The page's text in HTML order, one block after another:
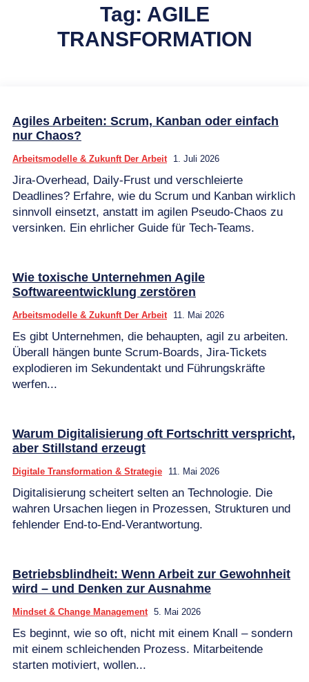
Tag: AGILE
TRANSFORMATION
Agiles Arbeiten: Scrum, Kanban oder einfach
nur Chaos?
Arbeitsmodelle & Zukunft Der Arbeit 1. Juli 2026
Jira-Overhead, Daily-Frust und verschleierte
Deadlines? Erfahre, wie du Scrum und Kanban wirklich
sinnvoll einsetzt, anstatt im agilen Pseudo-Chaos zu
versinken. Ein ehrlicher Guide für Tech-Teams.
Wie toxische Unternehmen Agile
Softwareentwicklung zerstören
Arbeitsmodelle & Zukunft Der Arbeit 11. Mai 2026
Es gibt Unternehmen, die behaupten, agil zu arbeiten.
Überall hängen bunte Scrum-Boards, Jira-Tickets
explodieren im Sekundentakt und Führungskräfte
werfen...
Warum Digitalisierung oft Fortschritt verspricht,
aber Stillstand erzeugt
Digitale Transformation & Strategie 11. Mai 2026
Digitalisierung scheitert selten an Technologie. Die
wahren Ursachen liegen in Prozessen, Strukturen und
fehlender End-to-End-Verantwortung.
Betriebsblindheit: Wenn Arbeit zur Gewohnheit
wird – und Denken zur Ausnahme
Mindset & Change Management 5. Mai 2026
Es beginnt, wie so oft, nicht mit einem Knall – sondern
mit einem schleichenden Prozess. Mitarbeitende
starten motiviert, wollen...